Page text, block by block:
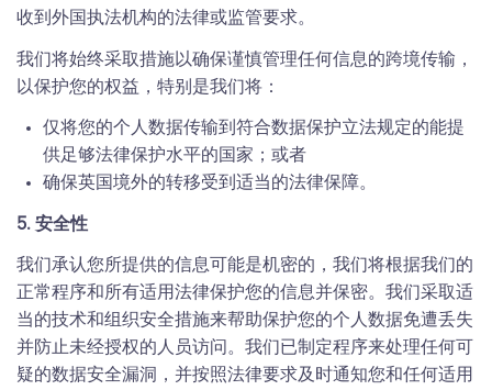
收到外国执法机构的法律或监管要求。
我们将始终采取措施以确保谨慎管理任何信息的跨境传输，
以保护您的权益，特别是我们将：
仅将您的个人数据传输到符合数据保护立法规定的能提
供足够法律保护水平的国家；或者
确保英国境外的转移受到适当的法律保障。
5. 安全性
我们承认您所提供的信息可能是机密的，我们将根据我们的
正常程序和所有适用法律保护您的信息并保密。我们采取适
当的技术和组织安全措施来帮助保护您的个人数据免遭丢失
并防止未经授权的人员访问。我们已制定程序来处理任何可
疑的数据安全漏洞，并按照法律要求及时通知您和任何适用